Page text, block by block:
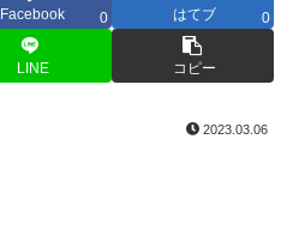
Facebook 0 はてブ 0
LINE コピー
2023.03.06